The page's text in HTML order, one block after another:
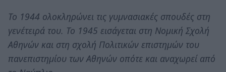
Το 1944 ολοκληρώνει τις γυμνασιακές σπουδές στη
γενέτειρά του. To 1945 εισάγεται στη Νομική Σχολή
Αθηνών και στη σχολή Πολιτικών επιστημών του
πανεπιστημίου των Αθηνών οπότε και αναχωρεί από